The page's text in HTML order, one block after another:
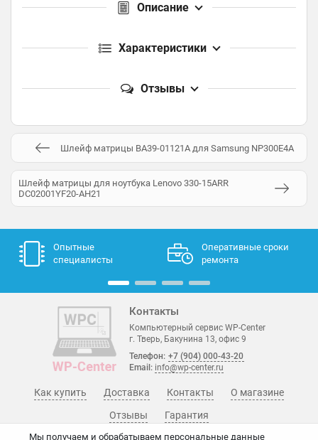
Описание
Характеристики
Отзывы
Шлейф матрицы BA39-01121A для Samsung NP300E4A
Шлейф матрицы для ноутбука Lenovo 330-15ARR
DC02001YF20-AH21
Мы получаем и обрабатываем персональные данные
Опытные
специалисты
Оперативные сроки
ремонта
Контакты
Компьютерный сервис WP-Center
г. Тверь, Бакунина 13, офис 9
Телефон: +7 (904) 000-43-20
Email: info@wp-center.ru
О магазине
Гарантия
Отзывы
Как купить Доставка Контакты